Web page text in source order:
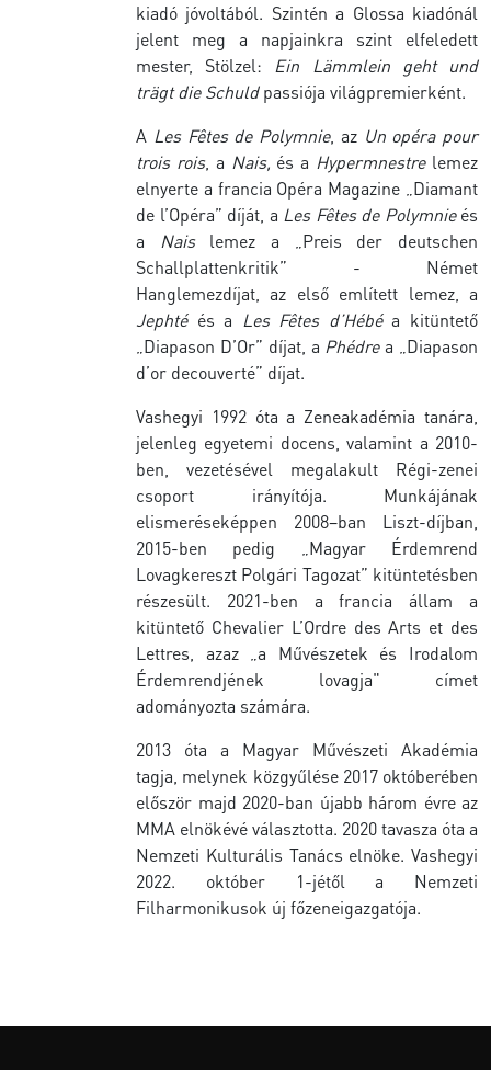
kiadó jóvoltából. Szintén a Glossa kiadónál
jelent meg a napjainkra szint elfeledett
mester, Stölzel: Ein Lämmlein geht und
trägt die Schuldpassiója világpremierként.
A Les Fêtes de Polymnie, az Un opéra pour
trois rois, a Nais, és a Hypermnestrelemez
elnyerte a francia Opéra Magazine „Diamant
de l’Opéra” díját, a Les Fêtes de Polymnieés
a
Naislemez a „Preis der deutschen
Schallplattenkritik” - Német
Hanglemezdíjat, az első említett lemez, a
Jephtéés a Les Fêtes d’Hébéa kitüntető
„Diapason D’Or” díjat, a Phédrea „Diapason
d’or decouverté” díjat.
Vashegyi 1992 óta a Zeneakadémia tanára,
jelenleg egyetemi docens, valamint a 2010-
ben, vezetésével megalakult Régi-zenei
csoport irányítója. Munkájának
elismeréseképpen 2008–ban Liszt-díjban,
2015-ben pedig „Magyar Érdemrend
Lovagkereszt Polgári Tagozat” kitüntetésben
részesült. 2021-ben a francia állam a
kitüntető Chevalier L’Ordre des Arts et des
Lettres, azaz „a Művészetek és Irodalom
Érdemrendjének lovagja" címet
adományozta számára.
2013 óta a Magyar Művészeti Akadémia
tagja, melynek közgyűlése 2017 októberében
először majd 2020-ban újabb három évre az
MMA elnökévé választotta. 2020 tavasza óta a
Nemzeti Kulturális Tanács elnöke. Vashegyi
2022. október 1-jétől a Nemzeti
Filharmonikusok új főzeneigazgatója.